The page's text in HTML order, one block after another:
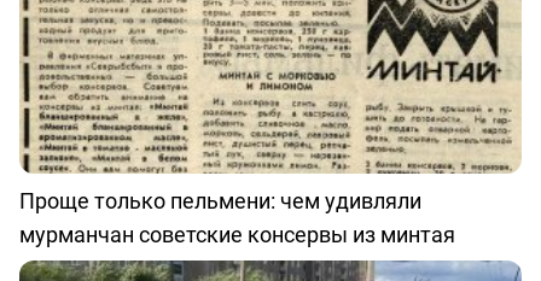
Проще только пельмени: чем удивляли
мурманчан советские консервы из минтая